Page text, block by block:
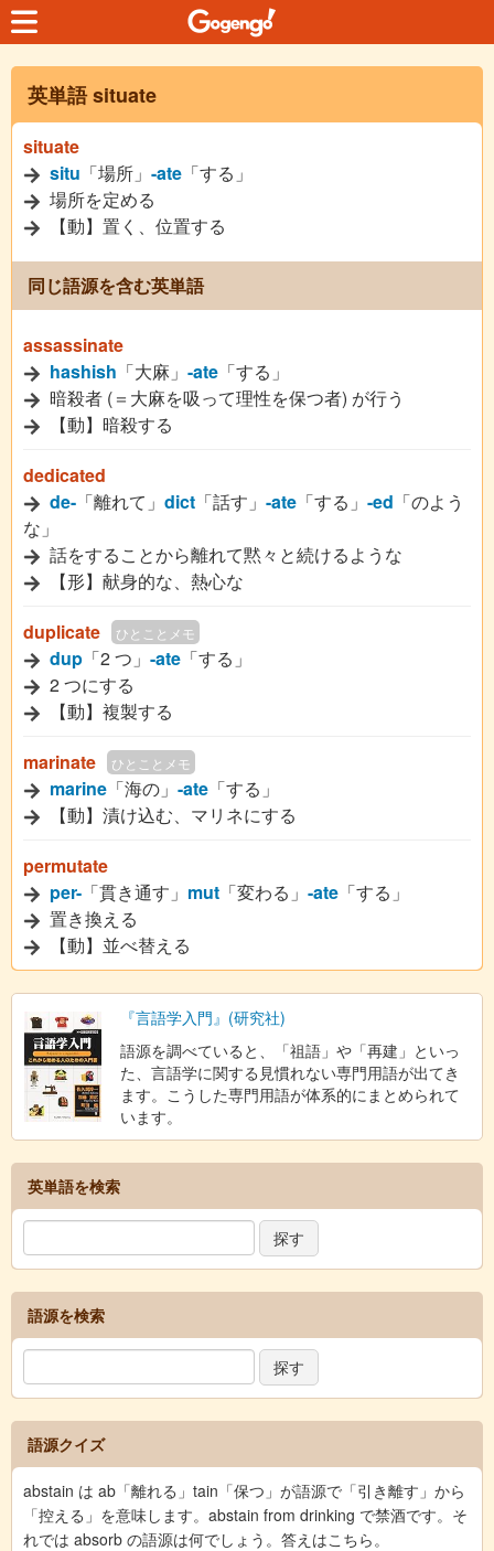
英単語 situate
situate
situ 「場所」 -ate 「する」
場所を定める
【動】置く、位置する
同じ語源を含む英単語
assassinate
hashish 「大麻」 -ate 「する」
暗殺者 (＝大麻を吸って理性を保つ者) が行う
【動】暗殺する
dedicated
de- 「離れて」 dict 「話す」 -ate 「する」 -ed 「のよう
な」
話をすることから離れて黙々と続けるような
【形】献身的な、熱心な
duplicate
ひとことメモ
dup 「2 つ」 -ate 「する」
2 つにする
【動】複製する
marinate
ひとことメモ
marine 「海の」 -ate 「する」
【動】漬け込む、マリネにする
permutate
per- 「貫き通す」 mut 「変わる」 -ate 「する」
置き換える
【動】並べ替える
『言語学入門』(研究社)
語源を調べていると、「祖語」や「再建」といっ
た、言語学に関する見慣れない専門用語が出てき
ます。こうした専門用語が体系的にまとめられて
います。
英単語を検索
語源を検索
語源クイズ
abstain は ab「離れる」tain「保つ」が語源で「引き離す」から
「控える」を意味します。abstain from drinking で禁酒です。そ
れでは absorb の語源は何でしょう。答えはこちら。